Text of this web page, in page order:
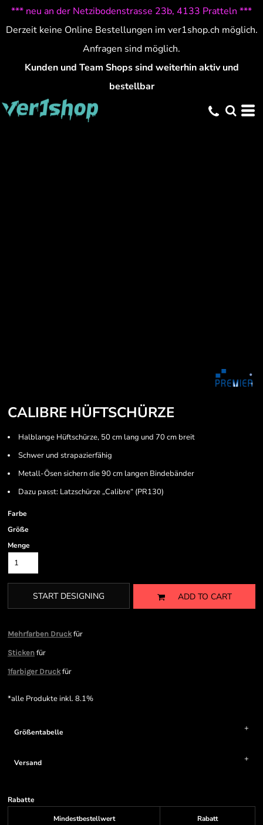
*** neu an der Netzibodenstrasse 23b, 4133 Pratteln ***
Derzeit keine Online Bestellungen im ver1shop.ch möglich.
Anfragen sind möglich.
Kunden und Team Shops sind weiterhin aktiv und
bestellbar
CALIBRE HÜFTSCHÜRZE
Halblange Hüftschürze, 50 cm lang und 70 cm breit
Schwer und strapazierfähig
Metall-Ösen sichern die 90 cm langen Bindebänder
Dazu passt: Latzschürze „Calibre“ (PR130)
Farbe
Größe
Menge
START DESIGNING ADD TO CART
Mehrfarben Druckfür
Sticken für
1farbiger Druckfür
*alle Produkte inkl. 8.1%
Größentabelle
Versand
Rabatte
Mindestbestellwert
Rabatt